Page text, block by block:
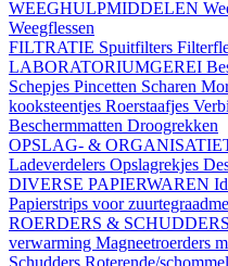
WEEGHULPMIDDELEN
Weegflessen
FILTRATIE Spuitfilters
LABORATORIUMGEREI
Schepjes Pincetten Scharen
kooksteentjes Roerstaafjes
Beschermmatten Droogrekken
OPSLAG- &
Ladeverdelers Opslagrekjes
DIVERSE PAPIERWAREN
Papierstrips voor
ROERDERS & SCHUDDERS
verwarming Magneetroerders